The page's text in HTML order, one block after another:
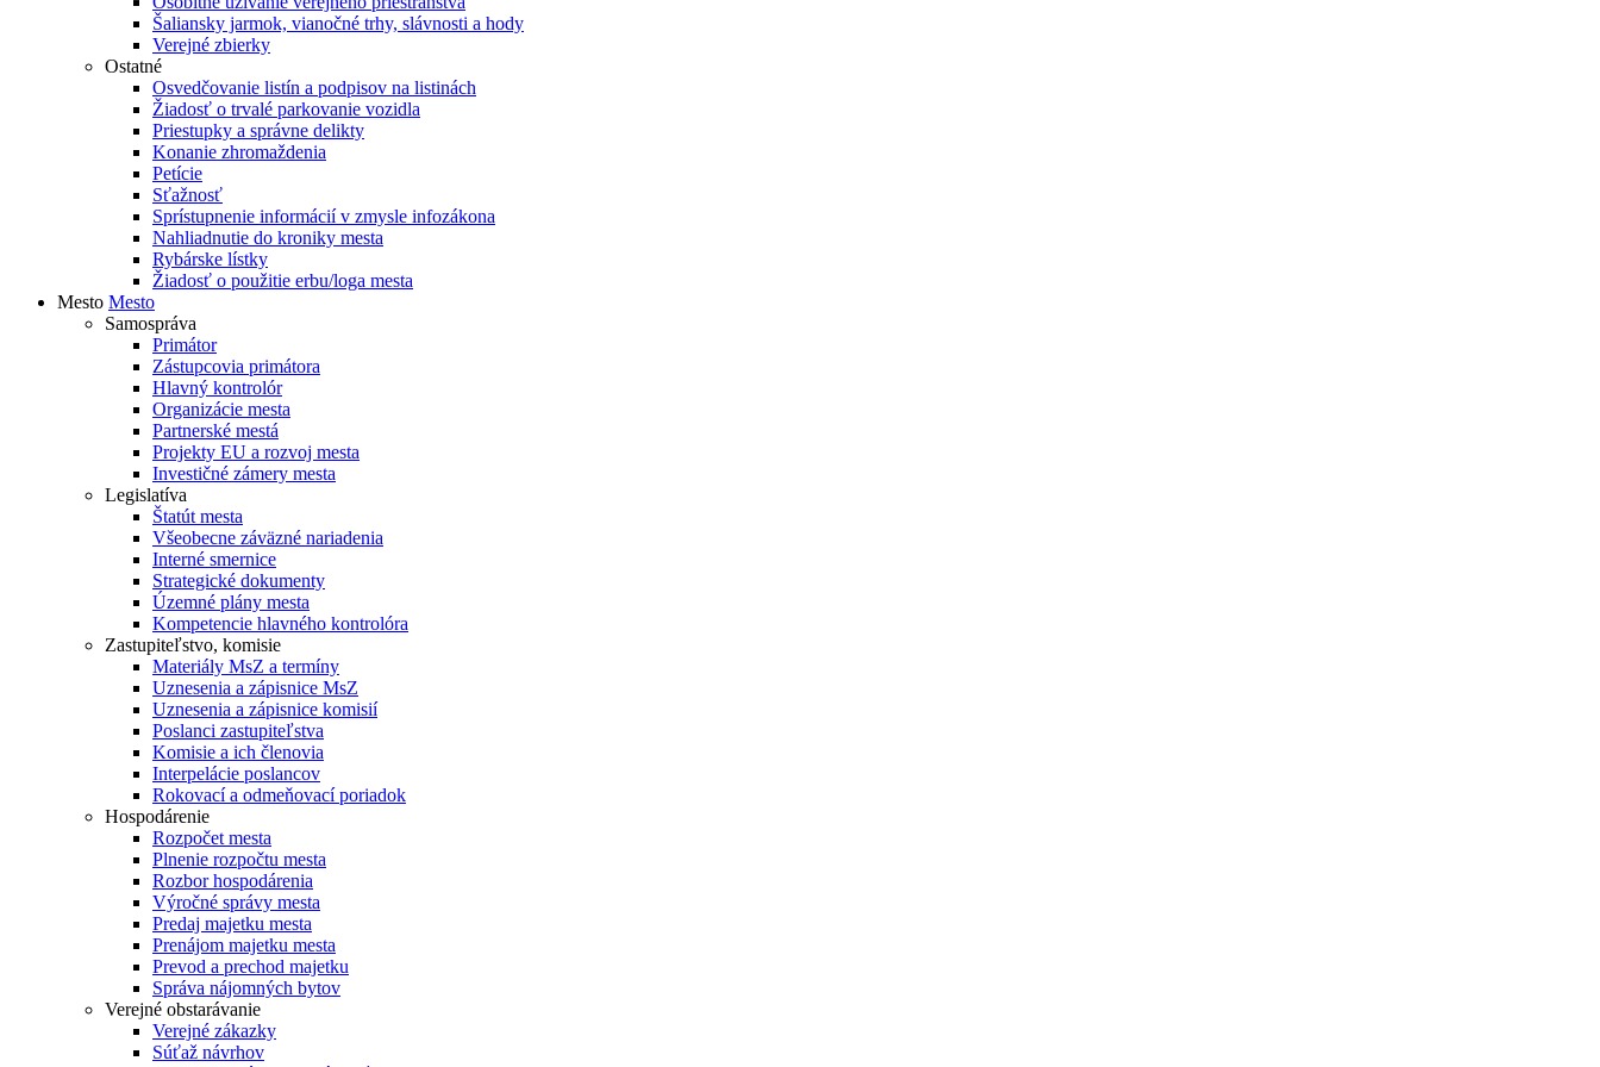
Šaliansky jarmok, vianočné trhy, slávnosti a hody
Verejné zbierky
Ostatné
Osvedčovanie listín a podpisov na listinách
Žiadosť o trvalé parkovanie vozidla
Priestupky a správne delikty
Konanie zhromaždenia
Petície
Sťažnosť
Sprístupnenie informácií v zmysle infozákona
Nahliadnutie do kroniky mesta
Rybárske lístky
Žiadosť o použitie erbu/loga mesta
Mesto Mesto
Samospráva
Primátor
Zástupcovia primátora
Hlavný kontrolór
Organizácie mesta
Partnerské mestá
Projekty EU a rozvoj mesta
Investičné zámery mesta
Legislatíva
Štatút mesta
Všeobecne záväzné nariadenia
Interné smernice
Strategické dokumenty
Územné plány mesta
Kompetencie hlavného kontrolóra
Zastupiteľstvo, komisie
Materiály MsZ a termíny
Uznesenia a zápisnice MsZ
Uznesenia a zápisnice komisií
Poslanci zastupiteľstva
Komisie a ich členovia
Interpelácie poslancov
Rokovací a odmeňovací poriadok
Hospodárenie
Rozpočet mesta
Plnenie rozpočtu mesta
Rozbor hospodárenia
Výročné správy mesta
Predaj majetku mesta
Prenájom majetku mesta
Prevod a prechod majetku
Správa nájomných bytov
Verejné obstarávanie
Verejné zákazky
Súťaž návrhov